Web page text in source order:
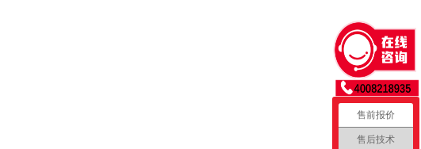
售前报价
售后技术